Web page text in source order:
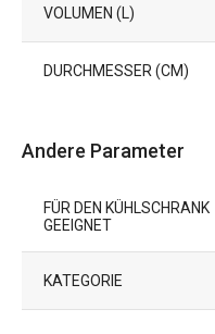
VOLUMEN (L)
DURCHMESSER (CM)
Andere Parameter
FÜR DEN KÜHLSCHRANK
GEEIGNET
KATEGORIE